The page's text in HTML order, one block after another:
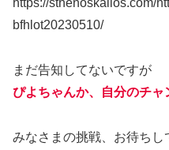
https://sthenoskallos.com/
bfhlot20230510/
まだ告知してないですが
ぴよちゃんか、自分のチ
みなさまの挑戦、お待ちし